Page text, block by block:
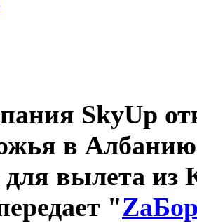
SkyUp
в
для вылета из
"